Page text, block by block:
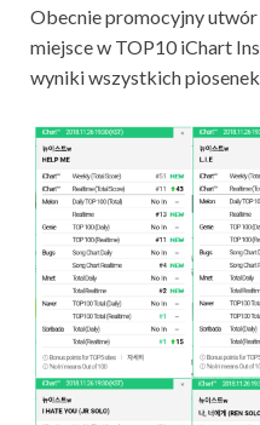
Obecnie promocyjny utwór
miejsce w TOP10 iChart
wyniki wszystkich